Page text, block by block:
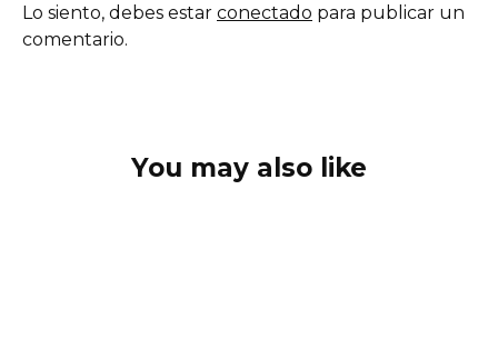
Lo siento, debes estar conectado para publicar un
comentario.
You may also like